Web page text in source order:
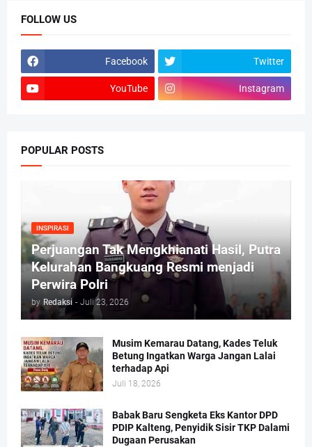
FOLLOW US
Facebook Twitter
YouTube Instagram
POPULAR POSTS
INSPIRASI
Perjuangan Tak Mengkhianati Hasil, Putra
Kelurahan Bangkuang Resmi menjadi
Perwira Polri
by Redaksi - Juli 23, 2026
Musim Kemarau Datang, Kades Teluk
Betung Ingatkan Warga Jangan Lalai
terhadap Api
Juli 18, 2026
Babak Baru Sengketa Eks Kantor DPD
PDIP Kalteng, Penyidik Sisir TKP Dalami
Dugaan Perusakan